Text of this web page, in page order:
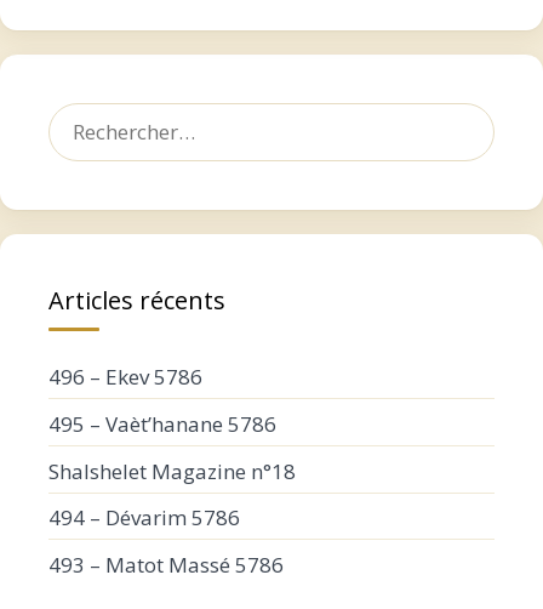
Rechercher :
Articles récents
496 – Ekev 5786
495 – Vaèt’hanane 5786
Shalshelet Magazine n°18
494 – Dévarim 5786
493 – Matot Massé 5786